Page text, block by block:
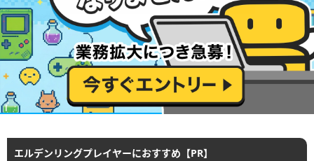
エルデンリングプレイヤーにおすすめ【PR】